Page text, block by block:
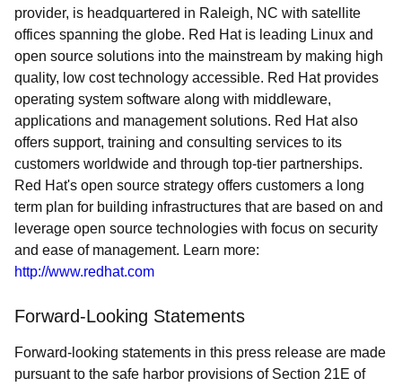
provider, is headquartered in Raleigh, NC with satellite
offices spanning the globe. Red Hat is leading Linux and
open source solutions into the mainstream by making high
quality, low cost technology accessible. Red Hat provides
operating system software along with middleware,
applications and management solutions. Red Hat also
offers support, training and consulting services to its
customers worldwide and through top-tier partnerships.
Red Hat's open source strategy offers customers a long
term plan for building infrastructures that are based on and
leverage open source technologies with focus on security
and ease of management. Learn more:
http://www.redhat.com
Forward-Looking Statements
Forward-looking statements in this press release are made
pursuant to the safe harbor provisions of Section 21E of